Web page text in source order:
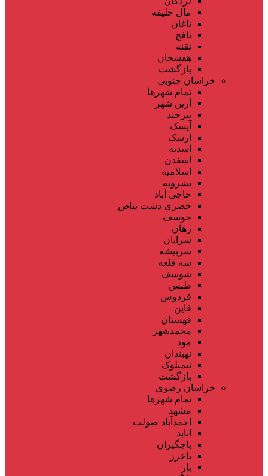
مال خلیفه
ناغان
نافچ
نقنه
هفشجان
بازگشت
خراسان جنوبی
تمام شهر‌ها
آرین شهر
بیرجند
آیسک
ارسک
اسدیه
اسفدن
اسلامیه
بشرویه
حاجی آباد
خضری دشت بیاض
خوسف
زهان
سرایان
سربیشه
سه قلعه
شوسف
طبس
فردوس
قاین
قهستان
محمدشهر
مود
نهبندان
نیمبلوک
بازگشت
خراسان رضوی
تمام شهر‌ها
مشهد
احمدآباد صولت
انابد
باجگیران
باخرز
بار